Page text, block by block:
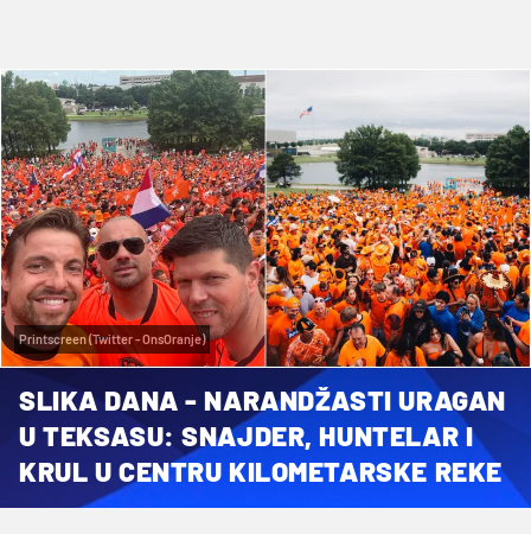
Printscreen (Twitter - OnsOranje)
SLIKA DANA - NARANDŽASTI URAGAN
U TEKSASU: SNAJDER, HUNTELAR I
KRUL U CENTRU KILOMETARSKE REKE